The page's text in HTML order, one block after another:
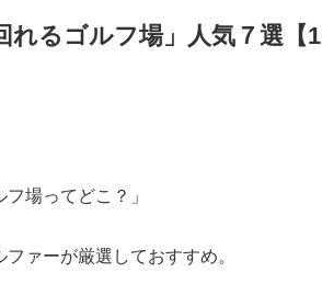
れるゴルフ場」人気７選【1
場ってどこ？」
ァーが厳選しておすすめ。